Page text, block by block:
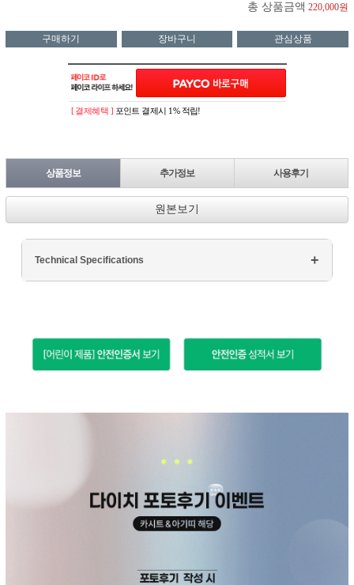
총 상품금액 220,000원
구매하기 장바구니 관심상품
[ 결제혜택 ] 포인트 결제시 1% 적립!
상품정보 추가정보 사용후기
원본보기
Technical Specifications
Display: 15.6" FHD
Graphics: NVIDIA GTX 1660Ti